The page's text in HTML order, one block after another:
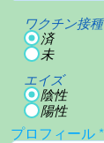
ワクチン接種
済
未
エイズ
陰性
陽性
プロフィール